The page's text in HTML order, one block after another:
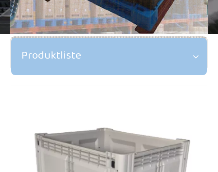
Produktliste